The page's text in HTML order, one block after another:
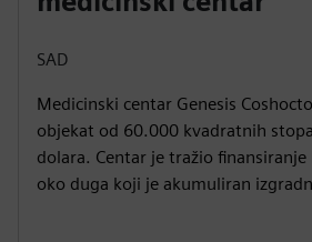
SAD
Medicinski centar Genesis
objekat od 60.000 kvadratnih
dolara. Centar je tražio
oko duga koji je akumuliran